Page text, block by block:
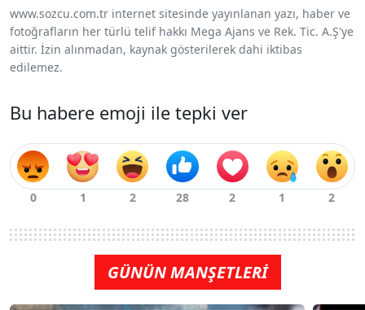
www.sozcu.com.tr internet sitesinde yayınlanan yazı, haber ve
fotoğrafların her türlü telif hakkı Mega Ajans ve Rek. Tic. A.Ş'ye
aittir. İzin alınmadan, kaynak gösterilerek dahi iktibas
edilemez.
Bu habere emoji ile tepki ver
GÜNÜN MANŞETLERİ